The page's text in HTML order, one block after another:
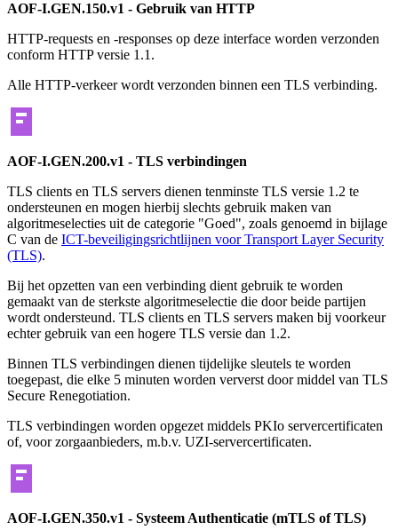
AOF-I.GEN.150.v1 - Gebruik van HTTP
HTTP-requests en -responses op deze interface worden verzonden
conform HTTP versie 1.1.
Alle HTTP-verkeer wordt verzonden binnen een TLS verbinding.
AOF-I.GEN.200.v1 - TLS verbindingen
TLS clients en TLS servers dienen tenminste TLS versie 1.2 te
ondersteunen en mogen hierbij slechts gebruik maken van
algoritmeselecties uit de categorie "Goed", zoals genoemd in bijlage
C van de ICT-beveiligingsrichtlijnen voor Transport Layer Security
(TLS).
Bij het opzetten van een verbinding dient gebruik te worden
gemaakt van de sterkste algoritmeselectie die door beide partijen
wordt ondersteund. TLS clients en TLS servers maken bij voorkeur
echter gebruik van een hogere TLS versie dan 1.2.
Binnen TLS verbindingen dienen tijdelijke sleutels te worden
toegepast, die elke 5 minuten worden ververst door middel van TLS
Secure Renegotiation.
TLS verbindingen worden opgezet middels PKIo servercertificaten
of, voor zorgaanbieders, m.b.v. UZI-servercertificaten.
AOF-I.GEN.350.v1 - Systeem Authenticatie (mTLS of TLS)